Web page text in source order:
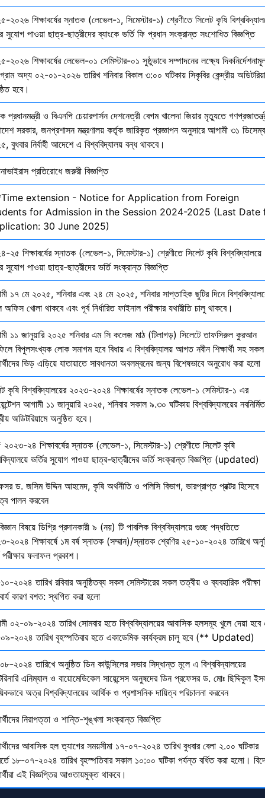
২০২৬ শিক্ষাবর্ষের স্নাতক (লেভেল-১, সিমেস্টার-১) শ্রেণীতে সিলেট কৃষি
সুযোগ পাওয়া ছাত্র-ছাত্রীদের ব্যাংকে ভর্তি ফি প্রধান সংক্রান্ত সংশোধিত বিজ্ঞপ্তি
২০২৬ শিক্ষাবর্ষের লেভেল-০১ সেমিস্টার-০১ সুষ্ঠুভাবে সম্পাদনের লক্ষ্যে
অদ্য ০২-০১-২০২৬ তারিখ শনিবার বিকাল ৩:০০ ঘটিকায় সিকৃবির কেন্দ্রীয়
হবে।
প্রধানমন্ত্রী ও বিএনপি চেয়ারপার্সন দেশনেত্রী বেগম খালেদা জিয়ার মৃত্যুতে
সরকার, জনপ্রশাসন মন্ত্রণালয় কর্তৃক জারিকৃত প্রজ্ঞাপন অনুসারে আগামী ৩১
বুধবার নির্বাহী আদেশে এ বিশ্ববিদ্যালয় বন্ধ থাকবে।
প্রতিরোধে জরুরী বিজ্ঞপ্তি
extension - Notice for Application from Foreign
for Admission in the Session 2024-2025 (Last Date
30 June 2025)
২৫ শিক্ষাবর্ষের স্নাতক (লেভেল-১, সিমেস্টার-১) শ্রেণীতে সিলেট কৃষি বিশ্ববিদ্যালয়ে
সুযোগ পাওয়া ছাত্র-ছাত্রীদের ভর্তি সংক্রান্ত বিজ্ঞপ্তি
১৭ মে ২০২৫, শনিবার এবং ২৪ মে ২০২৫, শনিবার সাপ্তাহিক ছুটির দিনে
খোলা থাকবে এবং পূর্ব নির্ধারিত ফাইনাল পরীক্ষার যথারীতি চালু থাকবে।
১১ জানুয়ারি ২০২৫ শনিবার এম সি কলেজ মাঠ (টিলাগড়) সিলেটে তাফসিরুল কুরআন
বিপুলসংখ্যক লোক সমাগম হবে বিধায় এ বিশ্ববিদ্যালয় আগত নবীন শিক্ষার্থী সহ সকল
ভিড় এড়িয়ে যাতায়াতে সাবধানতা অবলম্বনের জন্য বিশেষভাবে অনুরোধ করা হলো
কৃষি বিশ্ববিদ্যালয়ের ২০২৩-২০২৪ শিক্ষাবর্ষের স্নাতক লেভেল-১ সেমিস্টার-১ এর
আগামী ১১ জানুয়ারি ২০২৫, শনিবার সকাল ৯.৩০ ঘটিকায় বিশ্ববিদ্যালয়ের নবনির্মিত
অডিটরিয়ামে অনুষ্ঠিত হবে।
২৪ শিক্ষাবর্ষের স্নাতক (লেভেল-১, সিমেস্টার-১) শ্রেণীতে সিলেট কৃষি
ভর্তির সুযোগ পাওয়া ছাত্র-ছাত্রীদের ভর্তি সংক্রান্ত বিজ্ঞপ্তি (updated)
ড. জসিম উদ্দিন আহমেদ, কৃষি অর্থনীতি ও পলিসি বিভাগ, ভারপ্রাপ্ত প্রক্টর হিসেবে
পালন করবেন
বিষয়ে ডিগ্রি প্রদানকারী ৯ (নয়) টি পাবলিক বিশ্ববিদ্যালয়ে গুচ্ছ পদ্ধতিতে
২০২৪ শিক্ষাবর্ষে ১ম বর্ষ স্নাতক (সম্মান)/স্নাতক শ্রেণির ২৫-১০-২০২৪ তারিখে
পরীক্ষার ফলাফল প্রকাশ।
২০২৪ তারিখ রবিবার অনুষ্ঠিতব্য সকল সেমিস্টারের সকল তত্বীয় ও ব্যবহারিক পরীক্ষা
কারণ বশত: স্থগিত করা হলো
০২-০৯-২০২৪ তারিখ সোমবার হতে বিশ্ববিদ্যালয়ের আবাসিক হলসমূহ খুলে দেয়া হবে
২০২৪ তারিখ বৃহস্পতিবার হতে একাডেমিক কার্যক্রম চালু হবে (** Updated)
২০২৪ তারিখে অনুষ্ঠিত ডিন কাউন্সিলের সভার সিদ্ধান্ত মূলে এ বিশ্ববিদ্যালয়ের
এনিম্যাল ও বায়োমেডিকেল সায়েন্সেস অনুষদের ডিন প্রফেসর ড. মোঃ ছিদ্দিকুল
অত্র বিশ্ববিদ্যালয়ের আর্থিক ও প্রশাসনিক দায়িত্ব পরিচালনা করবেন
নিরাপত্তা ও শান্তি-শৃঙ্খলা সংক্রান্ত বিজ্ঞপ্তি
আবাসিক হল ত্যাগের সময়সীমা ১৭-০৭-২০২৪ তারিখ বুধবার বেলা ২.০০ ঘটিকার
১৮-০৭-২০২৪ তারিখ বৃহস্পতিবার সকাল ১০:০০ ঘটিকা পর্যন্ত বর্ধিত করা হলো।
এই বিজ্ঞপ্তির আওতায়মুক্ত থাকবে।